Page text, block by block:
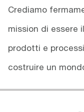
Crediamo
mission di essere
prodotti e
costruire un